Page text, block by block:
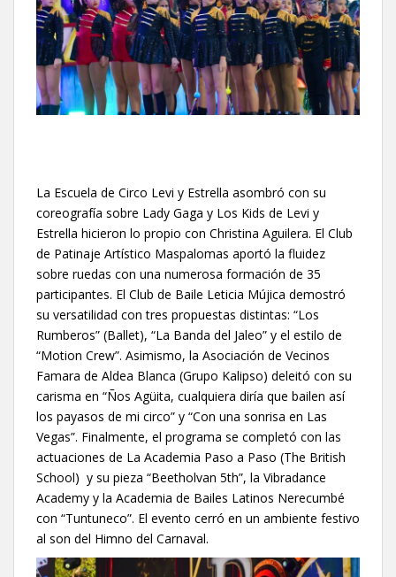
La Escuela de Circo Levi y Estrella asombró con su
coreografía sobre Lady Gaga y Los Kids de Levi y
Estrella hicieron lo propio con Christina Aguilera. El Club
de Patinaje Artístico Maspalomas aportó la fluidez
sobre ruedas con una numerosa formación de 35
participantes. El Club de Baile Leticia Mújica demostró
su versatilidad con tres propuestas distintas: “Los
Rumberos” (Ballet), “La Banda del Jaleo” y el estilo de
“Motion Crew”. Asimismo, la Asociación de Vecinos
Famara de Aldea Blanca (Grupo Kalipso) deleitó con su
carisma en “Ños Agüita, cualquiera diría que bailen así
los payasos de mi circo” y “Con una sonrisa en Las
Vegas”. Finalmente, el programa se completó con las
actuaciones de La Academia Paso a Paso (The British
School) y su pieza “Beetholvan 5th”, la Vibradance
Academy y la Academia de Bailes Latinos Nerecumbé
con “Tuntuneco”. El evento cerró en un ambiente festivo
al son del Himno del Carnaval.